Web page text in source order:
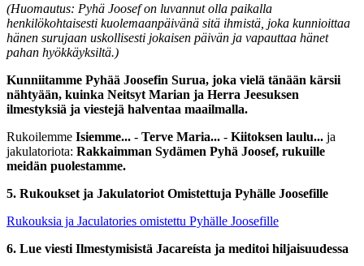
(Huomautus: Pyhä Joosef on luvannut olla paikalla
henkilökohtaisesti kuolemaanpäivänä sitä ihmistä, joka kunnioittaa
hänen surujaan uskollisesti jokaisen päivän ja vapauttaa hänet
pahan hyökkäyksiltä.)
Kunniitamme Pyhää Joosefin Surua, joka vielä tänään kärsii
nähtyään, kuinka Neitsyt Marian ja Herra Jeesuksen
ilmestyksiä ja viestejä halventaa maailmalla.
Rukoilemme Isiemme... - Terve Maria... - Kiitoksen laulu... ja
jakulatoriota: Rakkaimman Sydämen Pyhä Joosef, rukuille
meidän puolestamme.
5. Rukoukset ja Jakulatoriot Omistettuja Pyhälle Joosefille
Rukouksia ja Jaculatories omistettu Pyhälle Joosefille
6. Lue viesti Ilmestymisistä Jacareísta ja meditoi hiljaisuudessa